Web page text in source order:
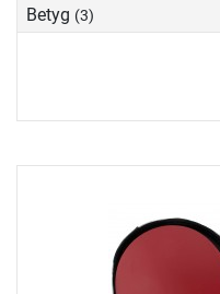
Betyg (3)